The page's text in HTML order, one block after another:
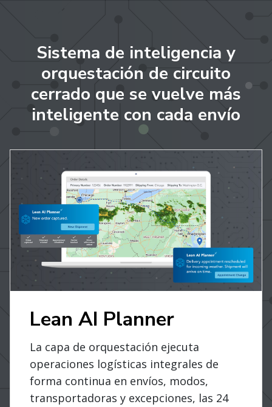
Sistema de inteligencia y
orquestación de circuito
cerrado que se vuelve más
inteligente con cada envío
Lean AI Planner
La capa de orquestación ejecuta
operaciones logísticas integrales de
forma continua en envíos, modos,
transportadoras y excepciones, las 24